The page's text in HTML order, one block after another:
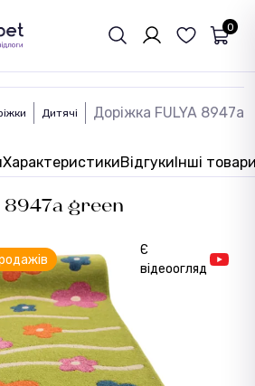
0
Дитячі Доріжка FULYA 8947a
ХарактеристикиВідгукиІнші
8947a green
Є
відеоогляд
ЗВЯЗОК